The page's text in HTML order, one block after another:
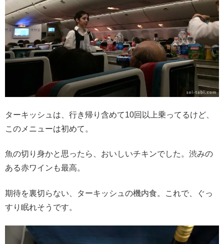
ターキッシュは、行き帰り含めて10回以上乗ってるけど、
このメニューは初めて。
魚の切り身かと思ったら、おいしいチキンでした。渋みの
ある赤ワインも最高。
期待を裏切らない、ターキッシュの機内食。これで、ぐっ
すり眠れそうです。